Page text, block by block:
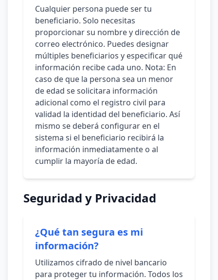
Cualquier persona puede ser tu
beneficiario. Solo necesitas
proporcionar su nombre y dirección de
correo electrónico. Puedes designar
múltiples beneficiarios y especificar qué
información recibe cada uno. Nota: En
caso de que la persona sea un menor
de edad se solicitara información
adicional como el registro civil para
validad la identidad del beneficiario. Así
mismo se deberá configurar en el
sistema si el beneficiario recibirá la
información inmediatamente o al
cumplir la mayoría de edad.
Seguridad y Privacidad
¿Qué tan segura es mi
información?
Utilizamos cifrado de nivel bancario
para proteger tu información. Todos los